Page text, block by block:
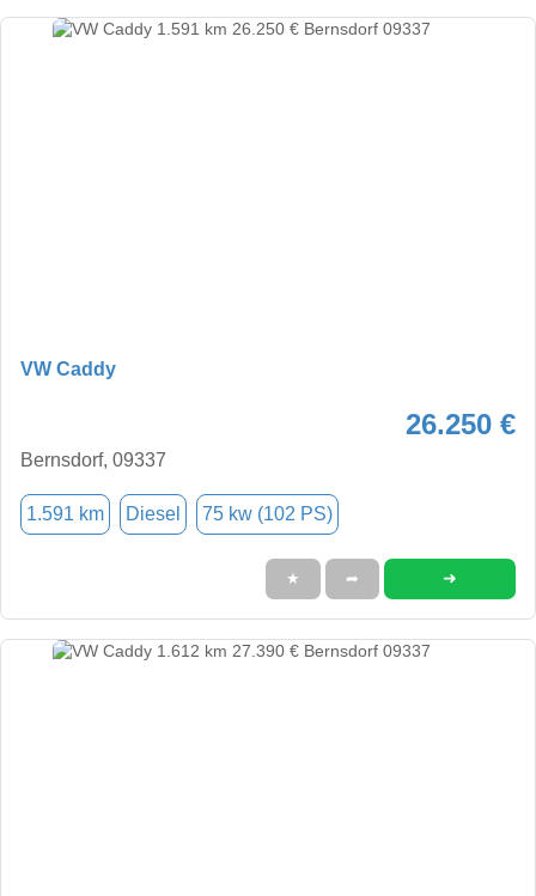
VW Caddy
26.250 €
Bernsdorf, 09337
1.591 km Diesel 75 kw (102 PS)
★ ➦ ➜